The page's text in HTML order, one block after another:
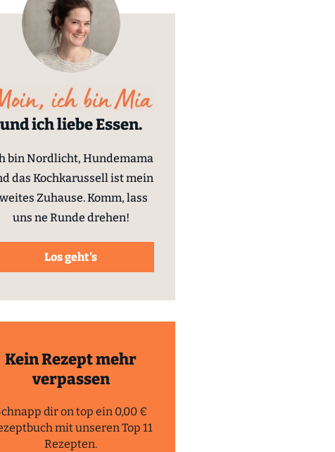
und ich liebe Essen.
bin Nordlicht, Hundemama
das Kochkarussell ist mein
Zuhause. Komm, lass
uns ne Runde drehen!
Los geht's
Kein Rezept mehr
verpassen
dir on top ein 0,00 €
mit unseren Top 11
Rezepten.